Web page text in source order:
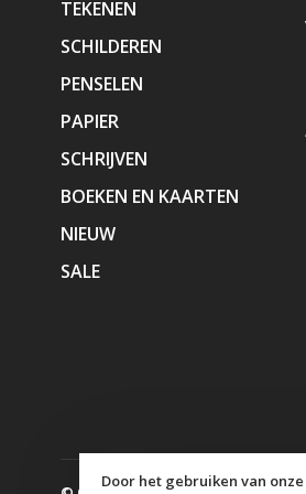
TEKENEN
SCHILDEREN
PENSELEN
PAPIER
SCHRIJVEN
BOEKEN EN KAARTEN
NIEUW
SALE
Door het gebruiken van